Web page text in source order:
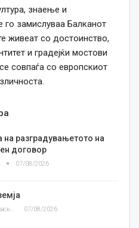
знаење и
го замислуваа Балканот
живеат со достоинство,
и градејќи мостови
совпаѓа со европскиот
на разградувањетото на
договор
07/08/2026
Златко Теодосиевски 07/08/2026